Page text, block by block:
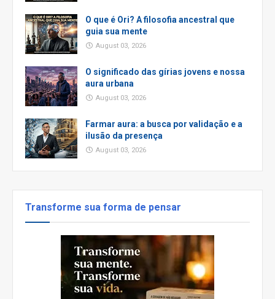
O que é Ori? A filosofia ancestral que
guia sua mente
August 03, 2026
O significado das gírias jovens e nossa
aura urbana
August 03, 2026
Farmar aura: a busca por validação e a
ilusão da presença
August 03, 2026
Transforme sua forma de pensar